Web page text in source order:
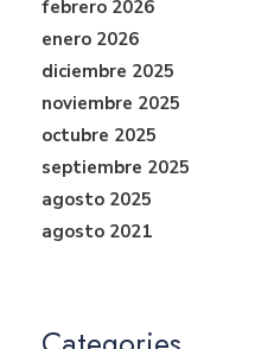
febrero 2026
enero 2026
diciembre 2025
noviembre 2025
octubre 2025
septiembre 2025
agosto 2025
agosto 2021